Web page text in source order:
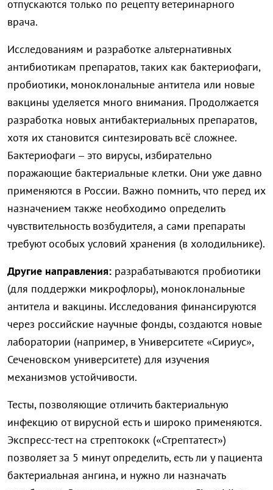
отпускаются только по рецепту ветеринарного
врача.
Исследованиям и разработке альтернативных
антибиотикам препаратов, таких как бактериофаги,
пробиотики, моноклональные антитела или новые
вакцины уделяется много внимания. Продолжается
разработка новых антибактериальных препаратов,
хотя их становится синтезировать всё сложнее.
Бактериофаги – это вирусы, избирательно
поражающие бактериальные клетки. Они уже давно
применяются в России. Важно помнить, что перед их
назначением также необходимо определить
чувствительность возбудителя, а сами препараты
требуют особых условий хранения (в холодильнике).
Другие направления: разрабатываются пробиотики
(для поддержки микрофлоры), моноклональные
антитела и вакцины. Исследования финансируются
через российские научные фонды, создаются новые
лаборатории (например, в Университете «Сириус»,
Сеченовском университете) для изучения
механизмов устойчивости.
Тесты, позволяющие отличить бактериальную
инфекцию от вирусной есть и широко применяются.
Экспресс-тест на стрептококк («Стрептатест»)
позволяет за 5 минут определить, есть ли у пациента
бактериальная ангина, и нужно ли назначать